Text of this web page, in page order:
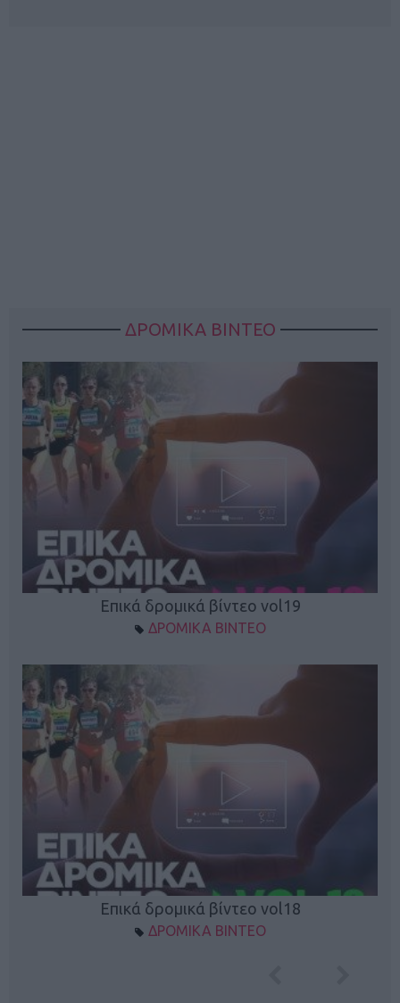
ΔΡΟΜΙΚΑ ΒΙΝΤΕΟ
Επικά δρομικά βίντεο vol19
ΔΡΟΜΙΚΑ ΒΙΝΤΕΟ
Επικά δρομικά βίντεο vol18
ΔΡΟΜΙΚΑ ΒΙΝΤΕΟ